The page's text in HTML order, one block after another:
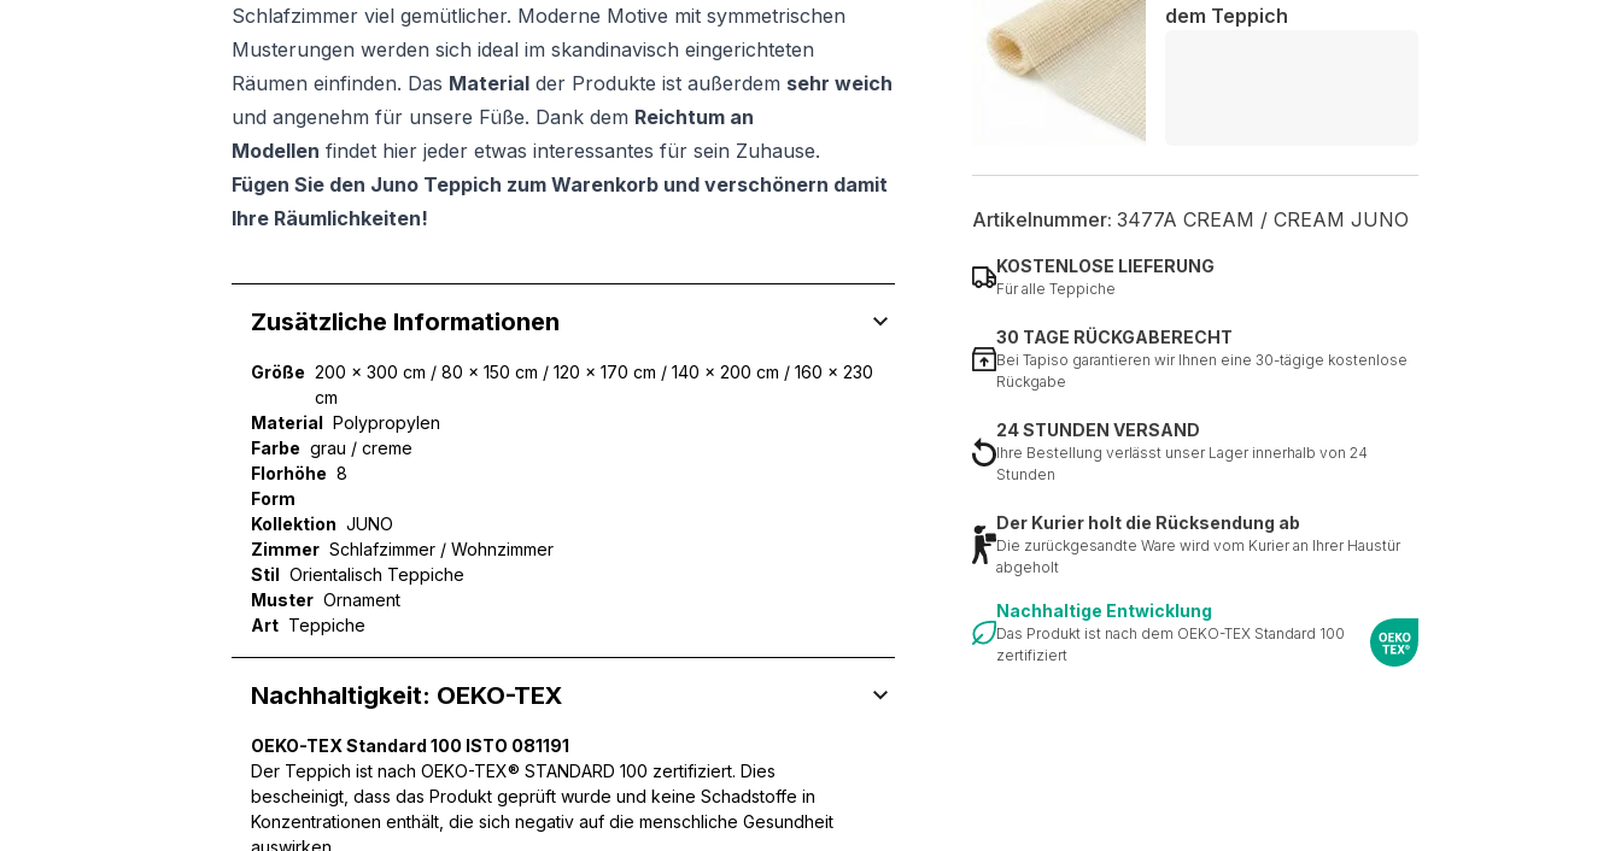
Schlafzimmer viel gemütlicher. Moderne Motive mit symmetrischen
Musterungen werden sich ideal im skandinavisch eingerichteten
Räumen einfinden. Das Material der Produkte ist außerdem sehr weich
und angenehm für unsere Füße. Dank dem Reichtum an
Modellen findet hier jeder etwas interessantes für sein Zuhause.
Fügen Sie den Juno Teppich zum Warenkorb und verschönern damit
Ihre Räumlichkeiten!
dem Teppich
Artikelnummer: 3477A CREAM / CREAM JUNO
KOSTENLOSE LIEFERUNG
Für alle Teppiche
30 TAGE RÜCKGABERECHT
Bei Tapiso garantieren wir Ihnen eine 30-tägige kostenlose
Rückgabe
24 STUNDEN VERSAND
Ihre Bestellung verlässt unser Lager innerhalb von 24
Stunden
Der Kurier holt die Rücksendung ab
Die zurückgesandte Ware wird vom Kurier an Ihrer Haustür
abgeholt
Nachhaltige Entwicklung
Das Produkt ist nach dem OEKO-TEX Standard 100
zertifiziert
Zusätzliche Informationen
Größe 200 x 300 cm / 80 x 150 cm / 120 x 170 cm / 140 x 200 cm / 160 x 230
cm
Material Polypropylen
Farbe grau / creme
Florhöhe 8
Form
Kollektion JUNO
Zimmer Schlafzimmer / Wohnzimmer
Stil Orientalisch Teppiche
Muster Ornament
Art Teppiche
Nachhaltigkeit: OEKO-TEX
OEKO-TEX Standard 100 ISTO 081191
Der Teppich ist nach OEKO-TEX® STANDARD 100 zertifiziert. Dies
bescheinigt, dass das Produkt geprüft wurde und keine Schadstoffe in
Konzentrationen enthält, die sich negativ auf die menschliche Gesundheit
auswirken.Wir verwenden Cookies, um Inhalte und Anzeigen zu personalisieren, um Funktionen für soziale Medien anbieten zu